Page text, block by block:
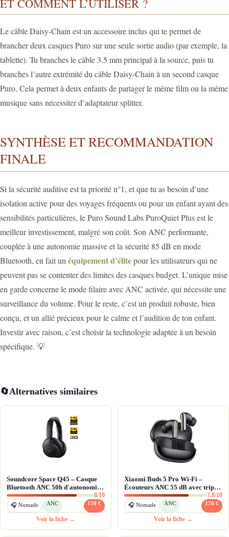
ET COMMENT L’UTILISER ?
Le câble Daisy-Chain est un accessoire inclus qui te permet de
brancher deux casques Puro sur une seule sortie audio (par exemple, la
tablette). Tu branches le câble 3.5 mm principal à la source, puis tu
branches l’autre extrémité du câble Daisy-Chain à un second casque
Puro. Cela permet à deux enfants de partager le même film ou la même
musique sans nécessiter d’adaptateur splitter.
SYNTHÈSE ET RECOMMANDATION
FINALE
Si la sécurité auditive est ta priorité n°1, et que tu as besoin d’une
isolation active pour des voyages fréquents ou pour un enfant ayant des
sensibilités particulières, le Puro Sound Labs PuroQuiet Plus est le
meilleur investissement, malgré son coût. Son ANC performante,
couplée à une autonomie massive et la sécurité 85 dB en mode
Bluetooth, en fait un équipement d’élitepour les utilisateurs qui ne
peuvent pas se contenter des limites des casques budget. L’unique mise
en garde concerne le mode filaire avec ANC activée, qui nécessite une
surveillance du volume. Pour le reste, c’est un produit robuste, bien
conçu, et un allié précieux pour le calme et l’audition de ton enfant.
Investir avec raison, c’est choisir la technologie adaptée à un besoin
spécifique. 💡
🔄Alternatives similaires
Soundcore Space Q45 – Casque
Bluetooth ANC 50h d'autonomie
et LDAC Hi-Res
8/10
🎧 Nomade ANC 150 €
Voir la fiche →
Xiaomi Buds 5 Pro Wi-Fi –
Écouteurs ANC 55 dB avec triple
driver hybride
7.8/10
🎧 Nomade ANC 170 €
Voir la fiche →